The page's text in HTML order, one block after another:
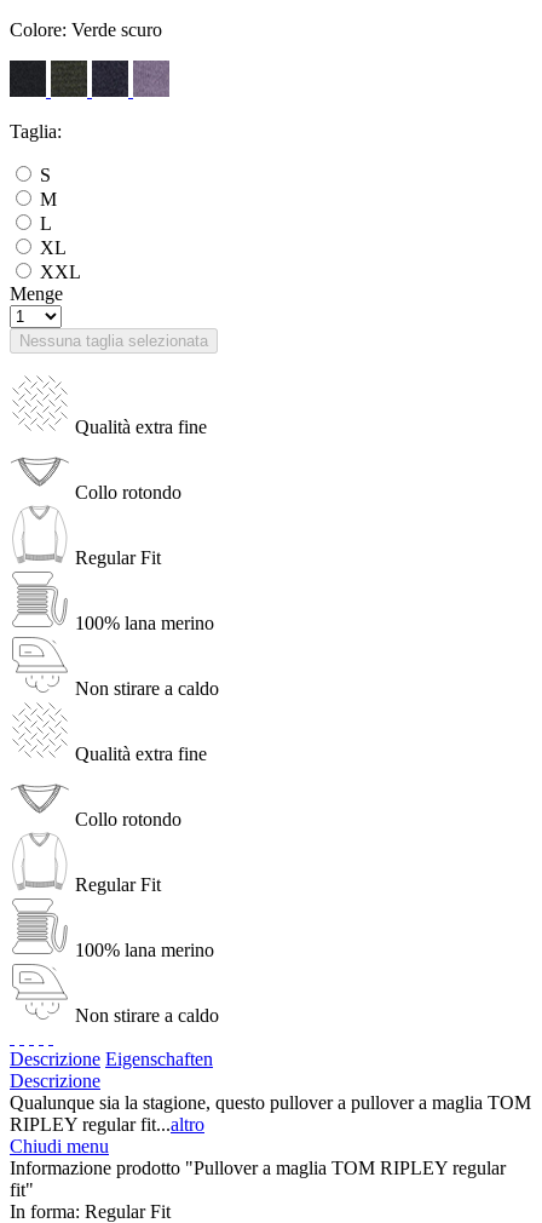
Colore: Verde scuro
Taglia:
S
M
L
XL
XXL
Menge
Nessuna taglia selezionata
Qualità extra fine
Collo rotondo
Regular Fit
100% lana merino
Non stirare a caldo
Qualità extra fine
Collo rotondo
Regular Fit
100% lana merino
Non stirare a caldo
Descrizione Eigenschaften
Descrizione
Qualunque sia la stagione, questo pullover a pullover a maglia TOM
RIPLEY regular fit...altro
Chiudi menu
Informazione prodotto "Pullover a maglia TOM RIPLEY regular
fit"
In forma: Regular Fit